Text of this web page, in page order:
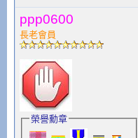
ppp0600
長老會員
榮譽勳章